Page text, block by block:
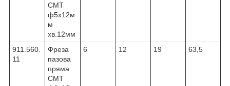
CMT
ф5х12м
м
хв.12мм
911.560.
11
Фреза
пазова
пряма
CMT
6 12 19 63,5